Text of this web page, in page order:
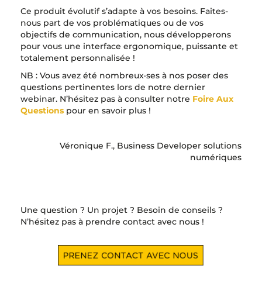
Ce produit évolutif s’adapte à vos besoins. Faites-
nous part de vos problématiques ou de vos
objectifs de communication, nous développerons
pour vous une interface ergonomique, puissante et
totalement personnalisée !
NB : Vous avez été nombreux·ses à nos poser des
questions pertinentes lors de notre dernier
webinar. N’hésitez pas à consulter notre Foire Aux
Questions pour en savoir plus !
Véronique F., Business Developer solutions
numériques
Une question ? Un projet ? Besoin de conseils ?
N’hésitez pas à prendre contact avec nous !